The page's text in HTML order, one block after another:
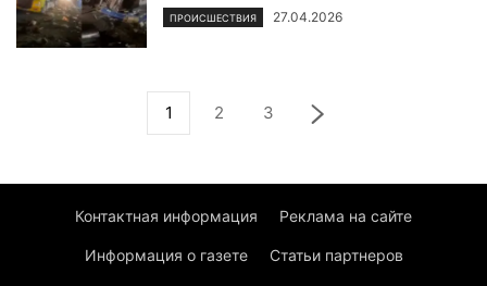
ПРОИСШЕСТВИЯ 27.04.2026
1 2 3
Контактная информация Реклама на сайте
Информация о газете Статьи партнеров